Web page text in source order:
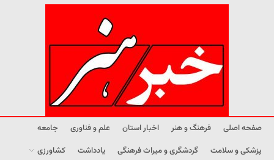
صفحه اصلی فرهنگ و هنر اخبار استان علم و فناوری
جامعه
پزشکی و سلامت
گردشگری و میراث فرهنگی یادداشت
کشاورزی